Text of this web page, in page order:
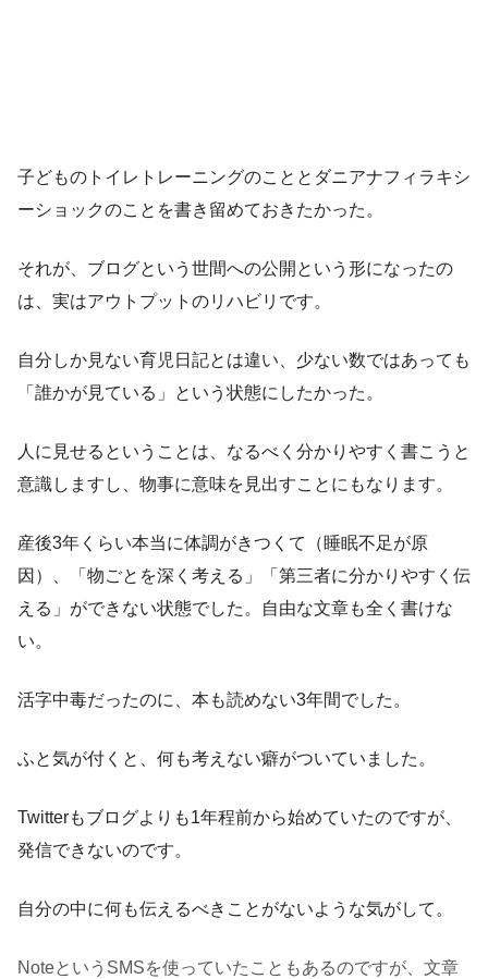
子どものトイレトレーニングのこととダニアナフィラキシ
ーショックのことを書き留めておきたかった。
それが、ブログという世間への公開という形になったの
は、実はアウトプットのリハビリです。
自分しか見ない育児日記とは違い、少ない数ではあっても
「誰かが見ている」という状態にしたかった。
人に見せるということは、なるべく分かりやすく書こうと
意識しますし、物事に意味を見出すことにもなります。
産後3年くらい本当に体調がきつくて（睡眠不足が原
因）、「物ごとを深く考える」「第三者に分かりやすく伝
える」ができない状態でした。自由な文章も全く書けな
い。
活字中毒だったのに、本も読めない3年間でした。
ふと気が付くと、何も考えない癖がついていました。
Twitterもブログよりも1年程前から始めていたのですが、
発信できないのです。
自分の中に何も伝えるべきことがないような気がして。
NoteというSMSを使っていたこともあるのですが、文章